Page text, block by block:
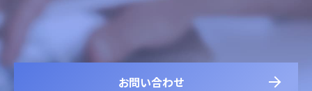
お問い合わせ